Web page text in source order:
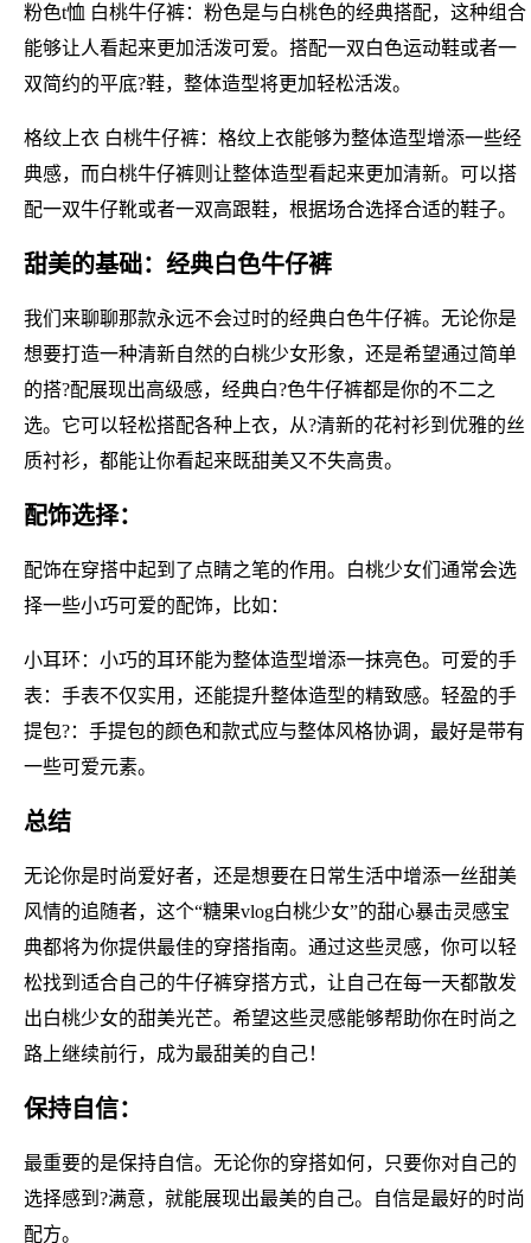
粉色t恤 白桃牛仔裤：粉色是与白桃色的经典搭配，这种组合
能够让人看起来更加活泼可爱。搭配一双白色运动鞋或者一
双简约的平底?鞋，整体造型将更加轻松活泼。
格纹上衣 白桃牛仔裤：格纹上衣能够为整体造型增添一些经
典感，而白桃牛仔裤则让整体造型看起来更加清新。可以搭
配一双牛仔靴或者一双高跟鞋，根据场合选择合适的鞋子。
甜美的基础：经典白色牛仔裤
我们来聊聊那款永远不会过时的经典白色牛仔裤。无论你是
想要打造一种清新自然的白桃少女形象，还是希望通过简单
的搭?配展现出高级感，经典白?色牛仔裤都是你的不二之
选。它可以轻松搭配各种上衣，从?清新的花衬衫到优雅的丝
质衬衫，都能让你看起来既甜美又不失高贵。
配饰选择：
配饰在穿搭中起到了点睛之笔的作用。白桃少女们通常会选
择一些小巧可爱的配饰，比如：
小耳环：小巧的耳环能为整体造型增添一抹亮色。可爱的手
表：手表不仅实用，还能提升整体造型的精致感。轻盈的手
提包?：手提包的颜色和款式应与整体风格协调，最好是带有
一些可爱元素。
总结
无论你是时尚爱好者，还是想要在日常生活中增添一丝甜美
风情的追随者，这个“糖果vlog白桃少女”的甜心暴击灵感宝
典都将为你提供最佳的穿搭指南。通过这些灵感，你可以轻
松找到适合自己的牛仔裤穿搭方式，让自己在每一天都散发
出白桃少女的甜美光芒。希望这些灵感能够帮助你在时尚之
路上继续前行，成为最甜美的自己！
保持自信：
最重要的是保持自信。无论你的穿搭如何，只要你对自己的
选择感到?满意，就能展现出最美的自己。自信是最好的时尚
配方。